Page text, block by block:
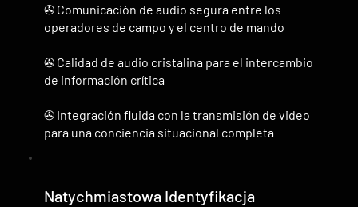
✇ Comunicación de audio segura entre los
operadores de campo y el centro de mando
✇ Calidad de audio cristalina para el intercambio
de información crítica
✇ Integración fluida con la transmisión de video
para una conciencia situacional completa
Natychmiastowa Identyfikacja